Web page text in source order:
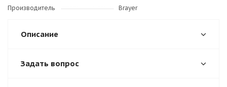
Производитель Brayer
Описание
Задать вопрос